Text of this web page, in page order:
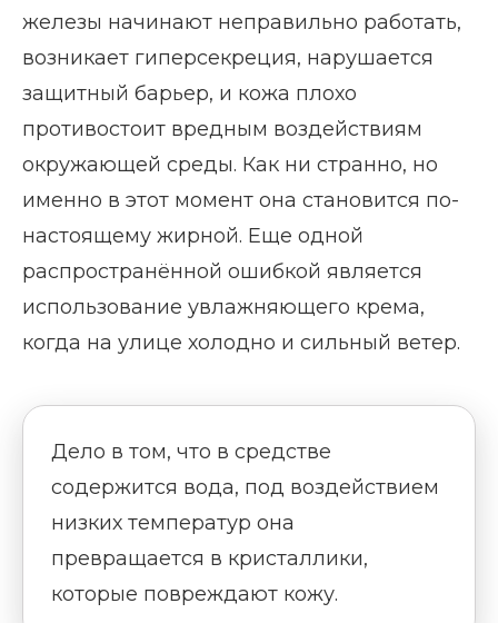
железы начинают неправильно работать,
возникает гиперсекреция, нарушается
защитный барьер, и кожа плохо
противостоит вредным воздействиям
окружающей среды. Как ни странно, но
именно в этот момент она становится по-
настоящему жирной. Еще одной
распространённой ошибкой является
использование увлажняющего крема,
когда на улице холодно и сильный ветер.
Дело в том, что в средстве
содержится вода, под воздействием
низких температур она
превращается в кристаллики,
которые повреждают кожу.